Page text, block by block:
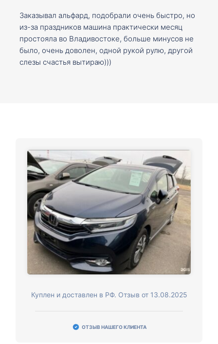
Заказывал альфард, подобрали очень быстро, но
из-за праздников машина практически месяц
простояла во Владивостоке, больше минусов не
было, очень доволен, одной рукой рулю, другой
слезы счастья вытираю)))
Куплен и доставлен в РФ. Отзыв от 13.08.2025
ОТЗЫВ НАШЕГО КЛИЕНТА